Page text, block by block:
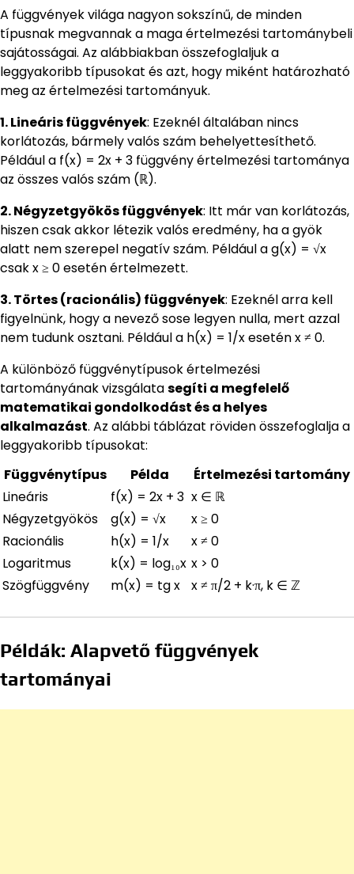
A függvények világa nagyon sokszínű, de minden
típusnak megvannak a maga értelmezési tartománybeli
sajátosságai. Az alábbiakban összefoglaljuk a
leggyakoribb típusokat és azt, hogy miként határozható
meg az értelmezési tartományuk.
1. Lineáris függvények: Ezeknél általában nincs
korlátozás, bármely valós szám behelyettesíthető.
Például a f(x) = 2x + 3 függvény értelmezési tartománya
az összes valós szám (ℝ).
2. Négyzetgyökös függvények: Itt már van korlátozás,
hiszen csak akkor létezik valós eredmény, ha a gyök
alatt nem szerepel negatív szám. Például a g(x) = √x
csak x ≥ 0 esetén értelmezett.
3. Törtes (racionális) függvények: Ezeknél arra kell
figyelnünk, hogy a nevező sose legyen nulla, mert azzal
nem tudunk osztani. Például a h(x) = 1/x esetén x ≠ 0.
A különböző függvénytípusok értelmezési
tartományának vizsgálatasegíti a megfelelő
matematikai gondolkodást és a helyes
alkalmazást. Az alábbi táblázat röviden összefoglalja a
leggyakoribb típusokat:
Függvénytípus
Példa
Értelmezési tartomány
Lineáris
f(x) = 2x + 3 x ∈ ℝ
Négyzetgyökös
g(x) = √x
x ≥ 0
Racionális
h(x) = 1/x
x ≠ 0
Logaritmus
k(x) = log₁₀x x > 0
Szögfüggvény
m(x) = tg x x ≠ π/2 + k·π, k ∈ ℤ
Példák: Alapvető függvények
tartományai